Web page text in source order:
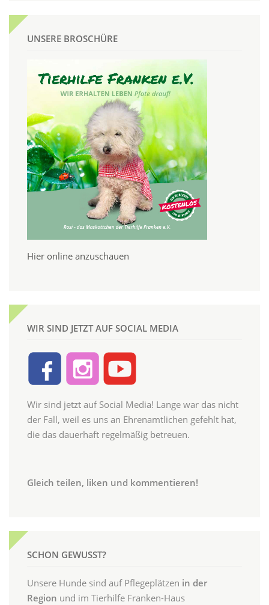
UNSERE BROSCHÜRE
Hier online anzuschauen
WIR SIND JETZT AUF SOCIAL MEDIA
Wir sind jetzt auf Social Media! Lange war das nicht
der Fall, weil es uns an Ehrenamtlichen gefehlt hat,
die das dauerhaft regelmäßig betreuen.
Gleich teilen, liken und kommentieren!
SCHON GEWUSST?
Unsere Hunde sind auf Pflegeplätzen in der
Region und im Tierhilfe Franken-Haus